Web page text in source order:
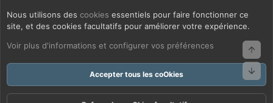
Nous utilisons des cookies essentiels pour faire fonctionner ce
site, et des cookies facultatifs pour améliorer votre expérience.
Voir plus d'informations et configurer vos préférences
Accepter tous les coOkies